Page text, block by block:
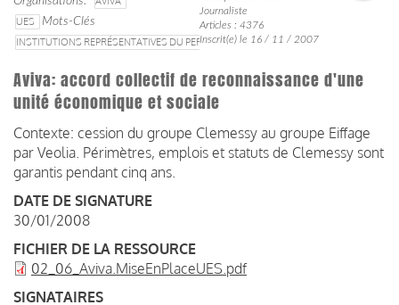
Mots-Clés
UES
INSTITUTIONS REPRÉSENTATIVES DU PERSONNEL
Journaliste
Articles : 4376
Inscrit(e) le 16 / 11 / 2007
Aviva: accord collectif de reconnaissance d'une
unité économique et sociale
Contexte: cession du groupe Clemessy au groupe Eiffage
par Veolia. Périmètres, emplois et statuts de Clemessy sont
garantis pendant cinq ans.
DATE DE SIGNATURE
30/01/2008
FICHIER DE LA RESSOURCE
02_06_Aviva.MiseEnPlaceUES.pdf
SIGNATAIRES